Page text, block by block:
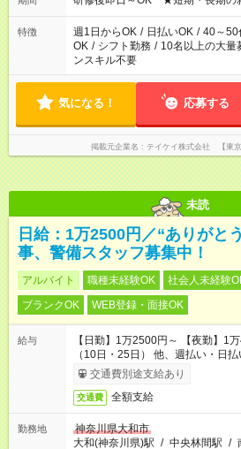
特徴 週1日からOK / 日払いOK / 40～50
OK / シフト勤務 / 10名以上の大量
ンスキル不要
気になる！ 応募する
掲載元企業名 テイケイ株式会社 【東京
未読
日給：1万2500円／“ありがと
事、警備スタッフ募集中！
アルバイト 職種未経験OK 社会人未経験
ブランクOK
WEB登録・面接OK
給与
【日勤】1万2500円～ 【夜勤】1
（10日・25日） 他、週払い・日
＃日収1万円以上
交通費別途支給あり
交通費 全額支給
勤務地
神奈川県大和市
大和(神奈川県)駅 / 中央林間駅 /